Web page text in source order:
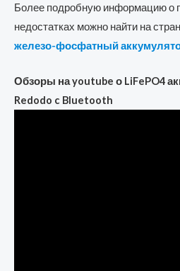
Более подробную информацию о
недостатках можно найти на
железо-фосфатный
Обзоры на youtube о LiFePO4
Redodo c Bluetooth